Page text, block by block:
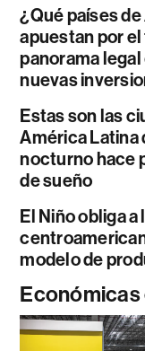
¿Qué países
apuestan por
panorama
nuevas
Estas son las
América Latina
nocturno hace
de sueño
El Niño obliga
modelo de